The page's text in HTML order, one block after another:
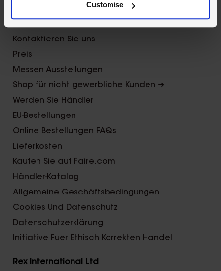
Customise
Kontaktieren Sie uns
Preis
Messen Ausstellungen
Shop für nicht gewerbliche Kunden ➜
Werden Sie Händler
EU-Bestellungen
Online Bestellungen FAQs
Lieferkosten
Kaufen Sie auf Faire.com
Händler-Katalog
Allgemeine Geschäftsbedingungen
Cookies Und Datenschutz
Datenschutzerklärung
Initiative Fuer Ethisch Korrekten Handel
Rex International Ltd